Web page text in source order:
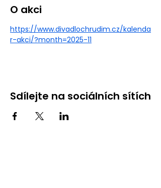
O akci
https://www.divadlochrudim.cz/kalenda
r-akci/?month=2025-11
Sdílejte na sociálních sítích